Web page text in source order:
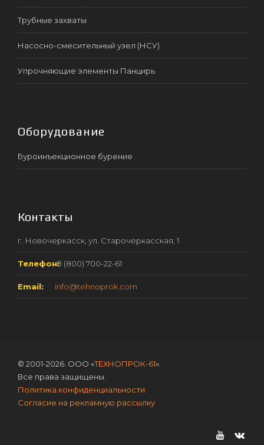
Трубные захваты
Насосно-смесительный узел (НСУ)
Упрочняющие элементы Панцирь
Оборудование
Буроинъекционное бурение
Контакты
г. Новочеркасск, ул. Старочеркасская, 1
Телефон:8 (800) 700-22-61
Email: info@tehnoprok.com
© 2001-2026. ООО «ТЕХНОПРОК-61».
Все права защищены.
Политика конфиденциальности
Согласие на рекламную рассылку